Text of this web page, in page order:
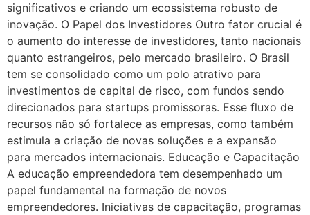
significativos e criando um ecossistema robusto de
inovação. O Papel dos Investidores Outro fator crucial é
o aumento do interesse de investidores, tanto nacionais
quanto estrangeiros, pelo mercado brasileiro. O Brasil
tem se consolidado como um polo atrativo para
investimentos de capital de risco, com fundos sendo
direcionados para startups promissoras. Esse fluxo de
recursos não só fortalece as empresas, como também
estimula a criação de novas soluções e a expansão
para mercados internacionais. Educação e Capacitação
A educação empreendedora tem desempenhado um
papel fundamental na formação de novos
empreendedores. Iniciativas de capacitação, programas